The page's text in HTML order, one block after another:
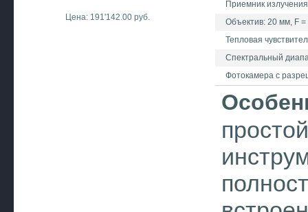
Цена: 191'142.00 руб.
Приемник
Объектив: 20 мм, F =
Тепловая
Спектральный
Фотокамера с